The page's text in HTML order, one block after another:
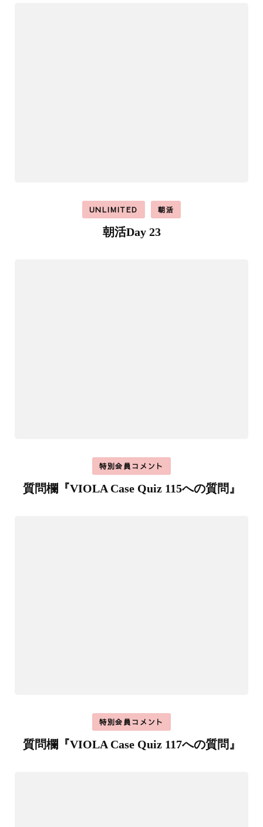
UNLIMITED 朝活
朝活Day 23
特別会員コメント
質問欄『VIOLA Case Quiz 115への質問』
特別会員コメント
質問欄『VIOLA Case Quiz 117への質問』